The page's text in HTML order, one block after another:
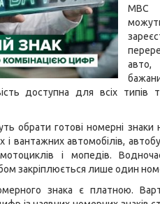
МВС
авто,
доступна для всіх типів
обрати готові номерні знаки
і вантажних автомобілів,
мотоциклів і мопедів.
закріплюється лише один
знака є платною.